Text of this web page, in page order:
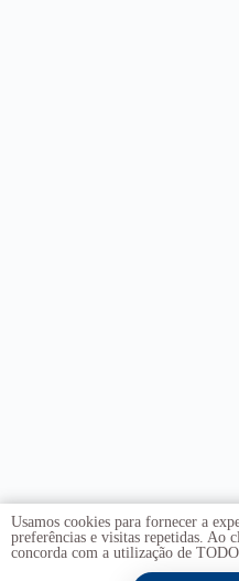
Usamos cookies para fornecer a
preferências e visitas repetidas. Ao
concorda com a utilização de